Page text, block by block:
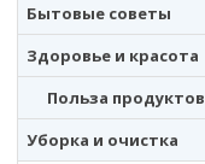
Бытовые советы
Здоровье и красота
Польза продуктов
Уборка и очистка